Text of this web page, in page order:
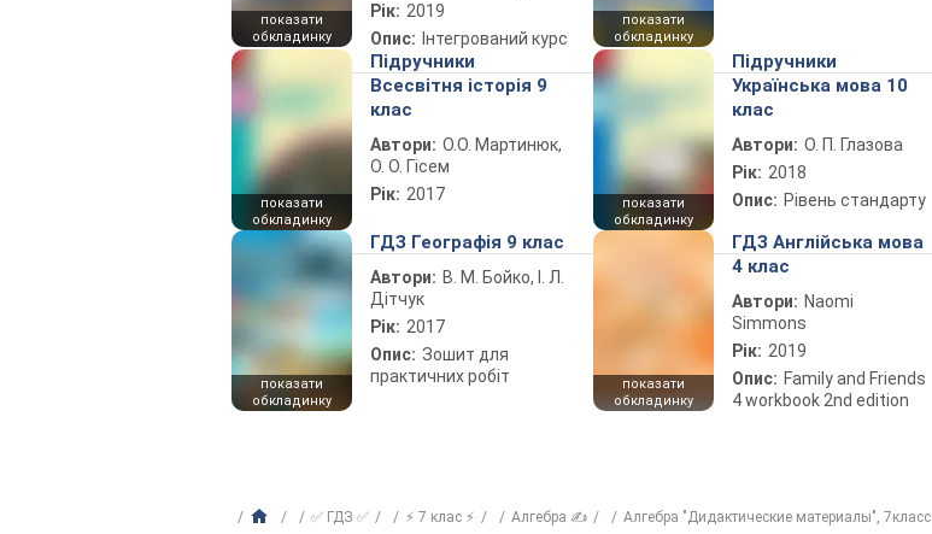
показати
обкладинку
Рік: 2019
Опис: Інтегрований курс
показати
обкладинку
показати
обкладинку
Підручники
Всесвітня історія 9
клас
Автори: О.О. Мартинюк,
О. О. Гісем
Рік: 2017
показати
обкладинку
Підручники
Українська мова 10
клас
Автори: О. П. Глазова
Рік: 2018
Опис: Рівень стандарту
показати
обкладинку
ГДЗ Географія 9 клас
Автори: В. М. Бойко, І. Л.
Дітчук
Рік: 2017
Опис: Зошит для
практичних робіт
показати
обкладинку
ГДЗ Англійська мова
4 клас
Автори: Naomi
Simmons
Рік: 2019
Опис: Family and Friends
4 workbook 2nd edition
✅ ГДЗ ✅ ⚡ 7 клас ⚡ Алгебра ✍ Алгебра "Дидактические материалы", 7класс